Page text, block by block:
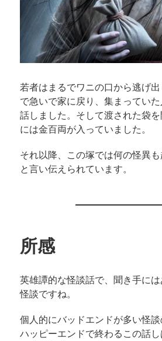
若者はまるでワニの口から逃げ
で急いで家に戻り、集まってい
話しました。そして渡された袋
には金百両が入っていました。
それ以降、この塚では何の怪異
と言い伝えられています。
所感
英雄譚的な怪談話で、聞き手に
怪談ですね。
個人的にバッドエンドが多い怪
ハッピーエンドで終わるこの話